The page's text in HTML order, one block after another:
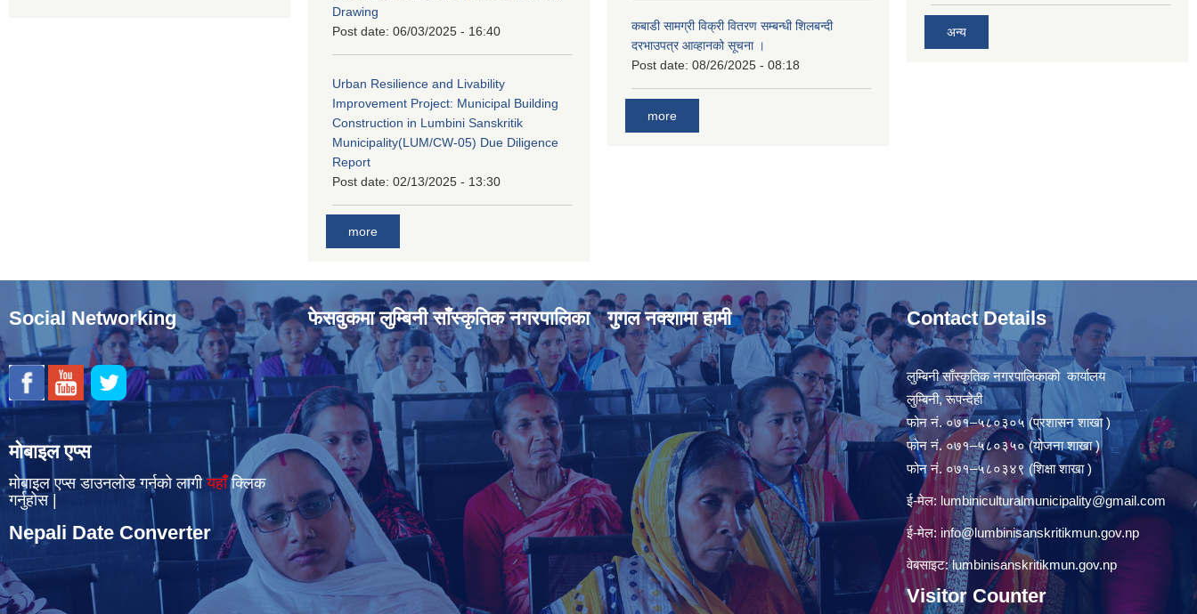
Drawing
Post date: 06/03/2025 - 16:40
Urban Resilience and Livability
Improvement Project: Municipal Building
Construction in Lumbini Sanskritik
Municipality(LUM/CW-05) Due Diligence
Report
Post date: 02/13/2025 - 13:30
more
कबाडी सामग्री विक्री वितरण सम्बन्धी शिलबन्दी
दरभाउपत्र आव्हानको सूचना ।
Post date: 08/26/2025 - 08:18
more
अन्य
Social Networking
मोबाइल एप्स
मोबाइल एप्स डाउनलोड गर्नको लागीयहाँँक्लिक
गर्नुहोस |
Nepali Date Converter
फेसवुकमा लुम्बिनी साँस्कृतिक नगरपालिका गुगल नक्शामा हामी Contact Details
लुम्बिनी साँस्कृतिक नगरपालिकाको कार्यालय
लुम्बिनी, रूपन्देही
फोन नं. ०७१–५८०३०५ (प्रशासन शाखा )
फोन नं. ०७१–५८०३५० (योजना शाखा )
फोन नं. ०७१–५८०३४९ (शिक्षा शाखा )
ई-मेल: lumbiniculturalmunicipality@gmail.com
ई-मेल: info@lumbinisanskritikmun.gov.np
वेबसाइट: lumbinisanskritikmun.gov.np
Visitor Counter